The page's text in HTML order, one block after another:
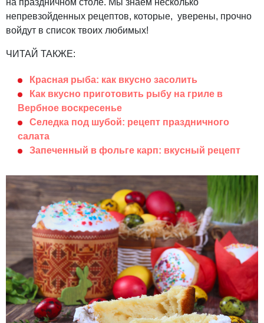
на праздничном столе. Мы знаем несколько
непревзойденных рецептов, которые, уверены, прочно
войдут в список твоих любимых!
ЧИТАЙ ТАКЖЕ:
Красная рыба: как вкусно засолить
Как вкусно приготовить рыбу на гриле в
Вербное воскресенье
Селедка под шубой: рецепт праздничного
салата
Запеченный в фольге карп: вкусный рецепт